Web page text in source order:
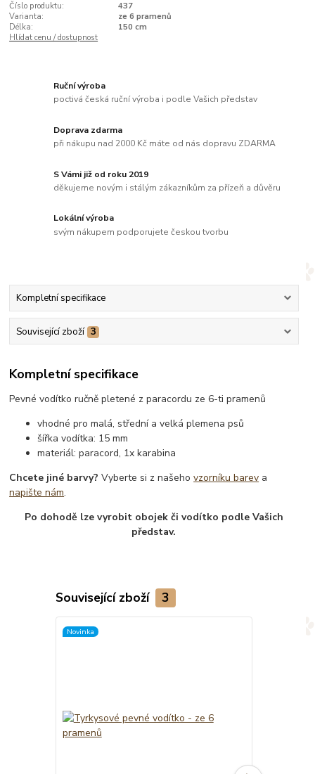
Číslo produktu:
437
Varianta:
ze 6 pramenů
Délka:
150 cm
Hlídat cenu / dostupnost
Ruční výroba
poctivá česká ruční výroba i podle Vašich představ
Doprava zdarma
při nákupu nad 2000 Kč máte od nás dopravu ZDARMA
S Vámi již od roku 2019
děkujeme novým i stálým zákazníkům za přízeň a důvěru
Lokální výroba
svým nákupem podporujete českou tvorbu
Kompletní specifikace
Související zboží 3
Kompletní specifikace
Pevné vodítko ručně pletené z paracordu ze 6-ti pramenů
vhodné pro malá, střední a velká plemena psů
šířka vodítka: 15 mm
materiál: paracord, 1x karabina
Chcete jiné barvy? Vyberte si z našehovzorníku barev a
napište nám.
Po dohodě lze vyrobit obojek či vodítko podle Vašich
představ.
Související zboží 3
Novinka